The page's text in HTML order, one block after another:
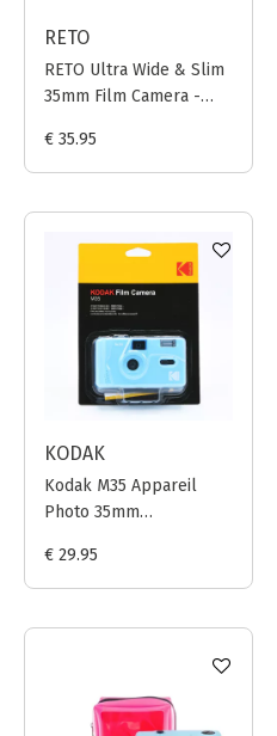
RETO
RETO Ultra Wide & Slim
35mm Film Camera -
€ 35.95
KODAK
Kodak M35 Appareil
Photo 35mm
€ 29.95